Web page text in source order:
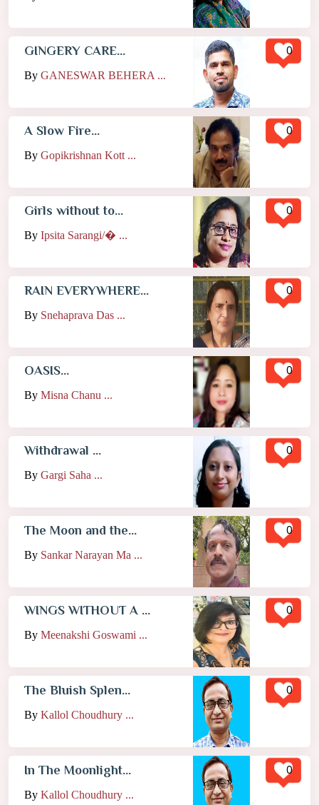
GINGERY CARE...
By GANESWAR BEHERA ...
0
A Slow Fire...
By Gopikrishnan Kott ...
0
Girls without to...
By Ipsita Sarangi/� ...
0
RAIN EVERYWHERE...
By Snehaprava Das ...
0
OASIS...
By Misna Chanu ...
0
Withdrawal ...
By Gargi Saha ...
0
The Moon and the...
By Sankar Narayan Ma ...
0
WINGS WITHOUT A ...
By Meenakshi Goswami ...
0
The Bluish Splen...
By Kallol Choudhury ...
0
In The Moonlight...
By Kallol Choudhury ...
0